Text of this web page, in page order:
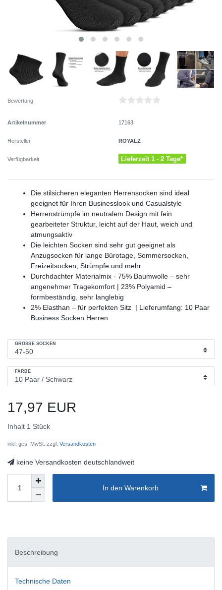
Bewertung
Artikelnummer 17163
Hersteller ROYALZ
Verfügbarkeit Lieferzeit 1 - 2 Tage*
Die stilsicheren eleganten Herrensocken sind ideal
geeignet für Ihren Businesslook und Casualstyle
Herrenstrümpfe im neutralem Design mit fein
gearbeiteter Struktur, leicht auf der Haut, weich und
atmungsaktiv
Die leichten Socken sind sehr gut geeignet als
Anzugsocken für lange Bürotage, Sommersocken,
Freizeitsocken, Strümpfe und mehr
Durchdachter Materialmix - 75% Baumwolle – sehr
angenehmer Tragekomfort | 23% Polyamid –
formbeständig, sehr langlebig
2% Elasthan – für perfekten Sitz | Lieferumfang: 10 Paar
Business Socken Herren
GRÖSSE SOCKEN
FARBE
17,97 EUR
Inhalt 1 Stück
inkl. ges. MwSt. zzgl. Versandkosten
keine Versandkosten deutschlandweit
In den Warenkorb
Beschreibung
Technische Daten